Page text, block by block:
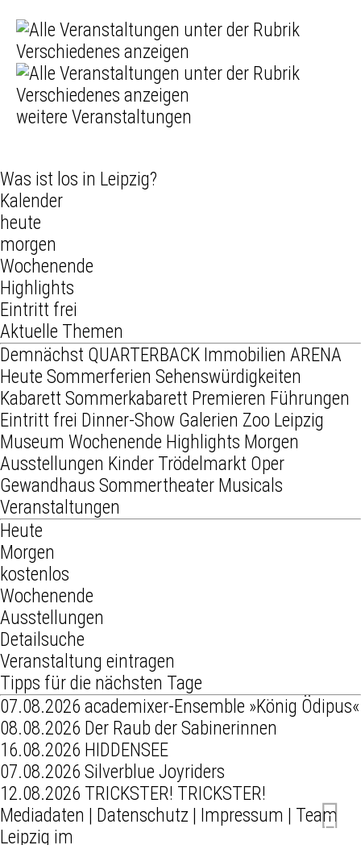
weitere Veranstaltungen
Was ist los in Leipzig?
Kalender
heute
morgen
Wochenende
Highlights
Eintritt frei
Aktuelle Themen
Demnächst QUARTERBACK Immobilien ARENA
Heute Sommerferien Sehenswürdigkeiten
Kabarett Sommerkabarett Premieren Führungen
Eintritt frei Dinner-Show Galerien Zoo Leipzig
Museum Wochenende Highlights Morgen
Ausstellungen Kinder Trödelmarkt Oper
Gewandhaus Sommertheater Musicals
Veranstaltungen
Heute
Morgen
kostenlos
Wochenende
Ausstellungen
Detailsuche
Veranstaltung eintragen
Tipps für die nächsten Tage
07.08.2026 academixer-Ensemble »König Ödipus«
08.08.2026 Der Raub der Sabinerinnen
16.08.2026 HIDDENSEE
07.08.2026 Silverblue Joyriders
12.08.2026 TRICKSTER! TRICKSTER!
Mediadaten
Datenschutz Impressum
Team
Leipzig im